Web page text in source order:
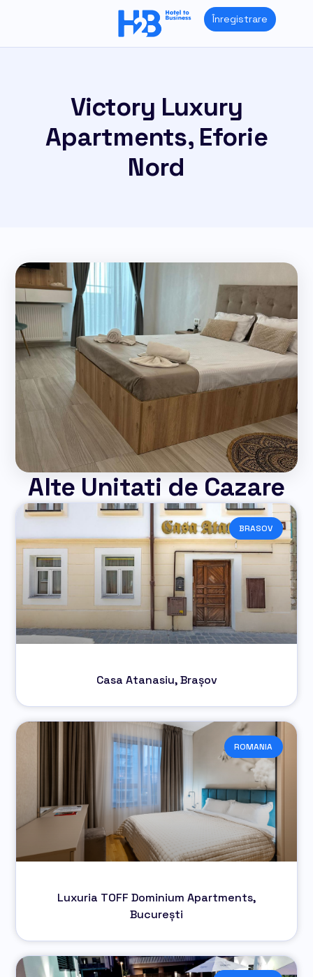
Înregistrare
Victory Luxury
Apartments, Eforie
Nord
Alte Unitati de Cazare
BRASOV
Casa Atanasiu, Brașov
ROMANIA
Luxuria TOFF Dominium Apartments,
București